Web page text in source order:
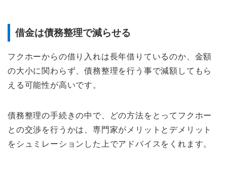
借金は債務整理で減らせる
フクホーからの借り入れは長年借りているのか、金額
の大小に関わらず、債務整理を行う事で減額してもら
える可能性が高いです。
債務整理の手続きの中で、どの方法をとってフクホー
との交渉を行うかは、専門家がメリットとデメリット
をシュミレーションした上でアドバイスをくれます。